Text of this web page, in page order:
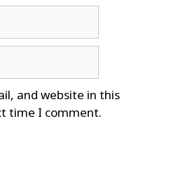
and website in this
time I comment.